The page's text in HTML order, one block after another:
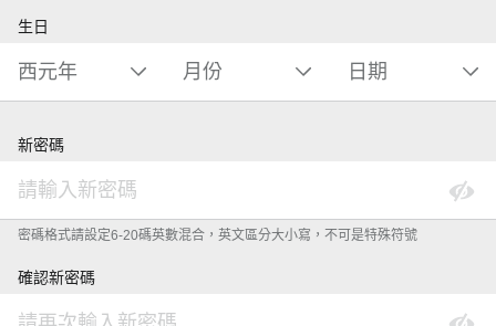
生日
新密碼
密碼格式請設定6-20碼英數混合，英文區分大小寫，不可是特殊符號
確認新密碼